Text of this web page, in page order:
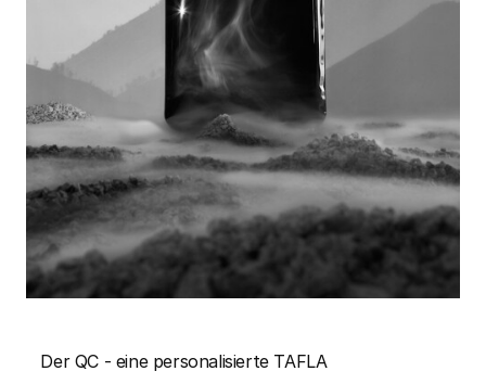
Der QC - eine personalisierte TAFLA